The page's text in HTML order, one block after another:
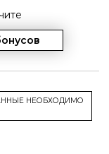
НЕОБХОДИМО